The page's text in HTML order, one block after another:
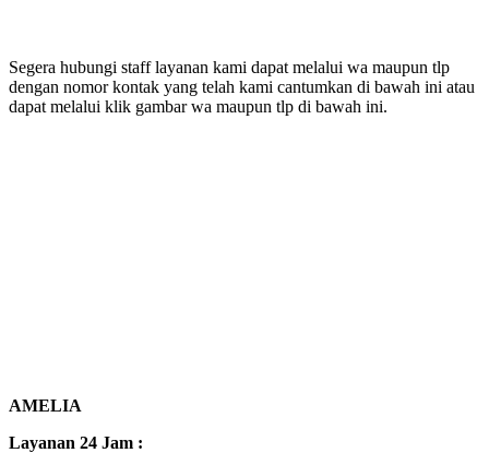
Segera hubungi staff layanan kami dapat melalui wa maupun tlp
dengan nomor kontak yang telah kami cantumkan di bawah ini atau
dapat melalui klik gambar wa maupun tlp di bawah ini.
AMELIA
Layanan 24 Jam :